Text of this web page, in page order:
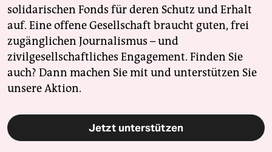
solidarischen Fonds für deren Schutz und Erhalt
auf. Eine offene Gesellschaft braucht guten, frei
zugänglichen Journalismus – und
zivilgesellschaftliches Engagement. Finden Sie
auch? Dann machen Sie mit und unterstützen Sie
unsere Aktion.
Jetzt unterstützen